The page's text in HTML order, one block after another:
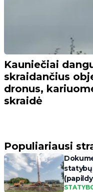
Kauniečiai
skraidančius
dronus,
skraidė
Populiariausi